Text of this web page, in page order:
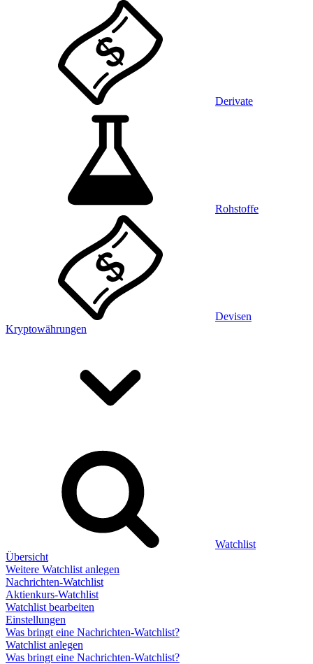
Derivate
Rohstoffe
Devisen
Kryptowährungen
Watchlist
Übersicht
Weitere Watchlist anlegen
Nachrichten-Watchlist
Aktienkurs-Watchlist
Watchlist bearbeiten
Einstellungen
Was bringt eine Nachrichten-Watchlist?
Watchlist anlegen
Was bringt eine Nachrichten-Watchlist?